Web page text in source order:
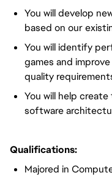
You will develop
based on our
You will identify
games and
quality
You will help
software
Qualifications:
Majored in